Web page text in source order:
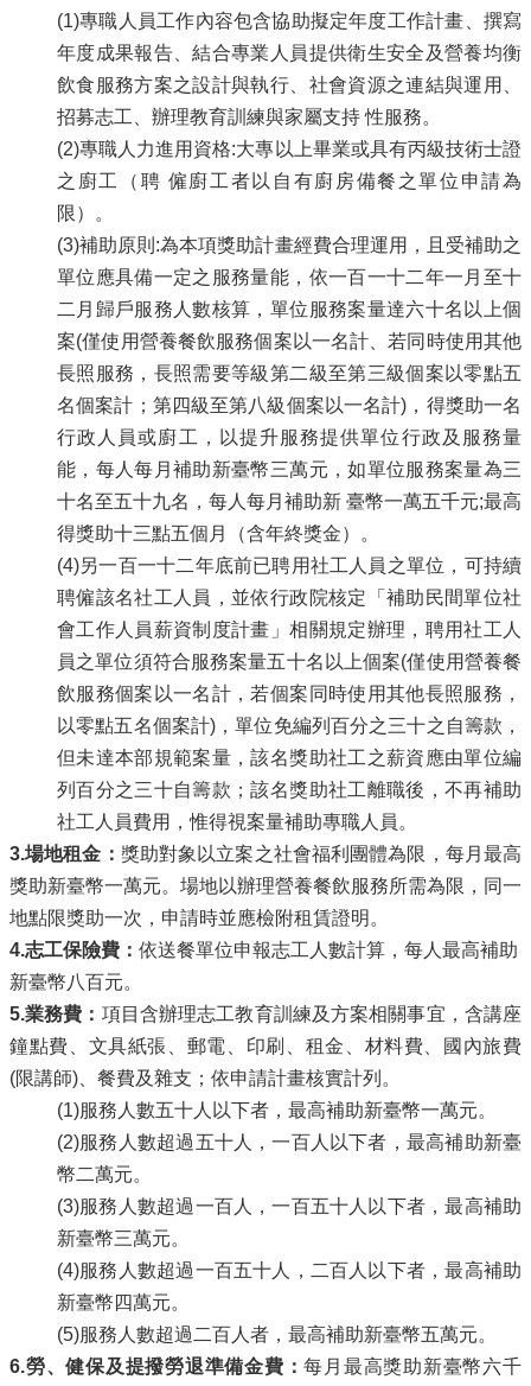
(1)專職人員工作內容包含協助擬定年度工作計畫、撰寫
年度成果報告、結合專業人員提供衛生安全及營養均衡
飲食服務方案之設計與執行、社會資源之連結與運用、
招募志工、辦理教育訓練與家屬支持 性服務。
(2)專職人力進用資格:大專以上畢業或具有丙級技術士證
之廚工（聘 僱廚工者以自有廚房備餐之單位申請為
限）。
(3)補助原則:為本項獎助計畫經費合理運用，且受補助之
單位應具備一定之服務量能，依一百一十二年一月至十
二月歸戶服務人數核算，單位服務案量達六十名以上個
案(僅使用營養餐飲服務個案以一名計、若同時使用其他
長照服務，長照需要等級第二級至第三級個案以零點五
名個案計；第四級至第八級個案以一名計)，得獎助一名
行政人員或廚工，以提升服務提供單位行政及服務量
能，每人每月補助新臺幣三萬元，如單位服務案量為三
十名至五十九名，每人每月補助新 臺幣一萬五千元;最高
得獎助十三點五個月（含年終獎金）。
(4)另一百一十二年底前已聘用社工人員之單位，可持續
聘僱該名社工人員，並依行政院核定「補助民間單位社
會工作人員薪資制度計畫」相關規定辦理，聘用社工人
員之單位須符合服務案量五十名以上個案(僅使用營養餐
飲服務個案以一名計，若個案同時使用其他長照服務，
以零點五名個案計)，單位免編列百分之三十之自籌款，
但未達本部規範案量，該名獎助社工之薪資應由單位編
列百分之三十自籌款；該名獎助社工離職後，不再補助
社工人員費用，惟得視案量補助專職人員。
3.場地租金： 獎助對象以立案之社會福利團體為限，每月最高
獎助新臺幣一萬元。場地以辦理營養餐飲服務所需為限，同一
地點限獎助一次，申請時並應檢附租賃證明。
4.志工保險費： 依送餐單位申報志工人數計算，每人最高補助
新臺幣八百元。
5.業務費： 項目含辦理志工教育訓練及方案相關事宜，含講座
鐘點費、文具紙張、郵電、印刷、租金、材料費、國內旅費
(限講師)、餐費及雜支；依申請計畫核實計列。
(1)服務人數五十人以下者，最高補助新臺幣一萬元。
(2)服務人數超過五十人，一百人以下者，最高補助新臺
幣二萬元。
(3)服務人數超過一百人，一百五十人以下者，最高補助
新臺幣三萬元。
(4)服務人數超過一百五十人，二百人以下者，最高補助
新臺幣四萬元。
(5)服務人數超過二百人者，最高補助新臺幣五萬元。
6.勞、健保及提撥勞退準備金費：每月最高獎助新臺幣六千